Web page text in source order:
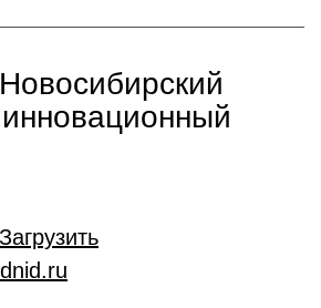
Загрузить